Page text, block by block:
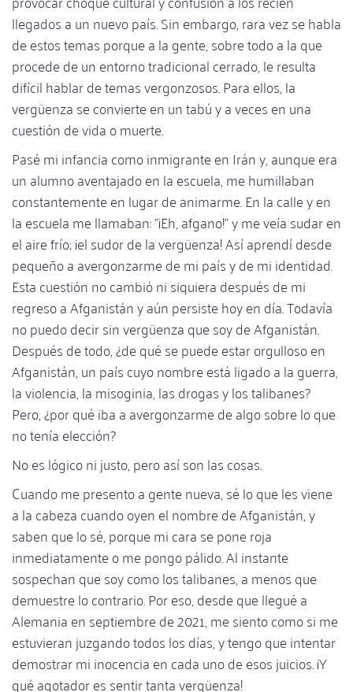
llegados a un nuevo país. Sin embargo, rara vez se habla
de estos temas porque a la gente, sobre todo a la que
procede de un entorno tradicional cerrado, le resulta
difícil hablar de temas vergonzosos. Para ellos, la
vergüenza se convierte en un tabú y a veces en una
cuestión de vida o muerte.
Pasé mi infancia como inmigrante en Irán y, aunque era
un alumno aventajado en la escuela, me humillaban
constantemente en lugar de animarme. En la calle y en
la escuela me llamaban: "¡Eh, afgano!" y me veía sudar en
el aire frío; ¡el sudor de la vergüenza! Así aprendí desde
pequeño a avergonzarme de mi país y de mi identidad.
Esta cuestión no cambió ni siquiera después de mi
regreso a Afganistán y aún persiste hoy en día. Todavía
no puedo decir sin vergüenza que soy de Afganistán.
Después de todo, ¿de qué se puede estar orgulloso en
Afganistán, un país cuyo nombre está ligado a la guerra,
la violencia, la misoginia, las drogas y los talibanes?
Pero, ¿por qué iba a avergonzarme de algo sobre lo que
no tenía elección?
No es lógico ni justo, pero así son las cosas.
Cuando me presento a gente nueva, sé lo que les viene
a la cabeza cuando oyen el nombre de Afganistán, y
saben que lo sé, porque mi cara se pone roja
inmediatamente o me pongo pálido. Al instante
sospechan que soy como los talibanes, a menos que
demuestre lo contrario. Por eso, desde que llegué a
Alemania en septiembre de 2021, me siento como si me
estuvieran juzgando todos los días, y tengo que intentar
demostrar mi inocencia en cada uno de esos juicios. ¡Y
qué agotador es sentir tanta vergüenza!